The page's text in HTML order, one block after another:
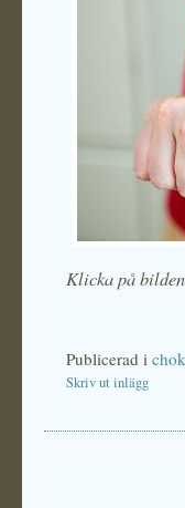
Klicka på
Publicerad i
Skriv ut inlägg